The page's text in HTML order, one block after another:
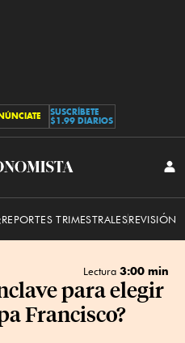
SUSCRÍBETE
$1.99 DIARIOS
El
REPORTES TRIMESTRALESREVISIÓN
Lectura 3:00 min
para elegir
Francisco?